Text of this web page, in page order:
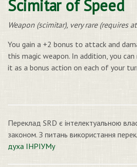
Scimitar of Speed
Weapon (scimitar), very rare (requires
You gain a +2 bonus to attack and
this magic weapon. In addition, you
it as a bonus action on each of your
Переклад SRD є інтелектуальною
законом. З питань використання
духа ІНРІУМу